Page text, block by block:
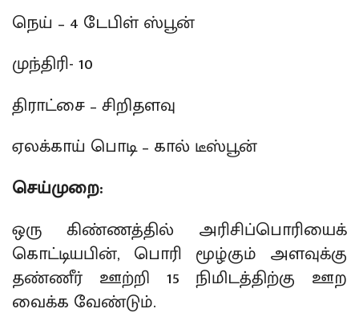
நெய் – 4 டேபிள் ஸ்பூன்
முந்திரி- 10
திராட்சை – சிறிதளவு
ஏலக்காய் பொடி – கால் டீஸ்பூன்
செய்முறை:
ஒரு கிண்ணத்தில் அரிசிப்பொரியைக்
கொட்டியபின், பொரி மூழ்கும் அளவுக்கு
தண்ணீர் ஊற்றி 15 நிமிடத்திற்கு ஊற
வைக்க வேண்டும்.